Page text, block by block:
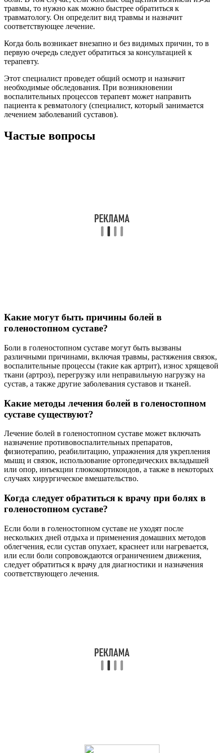
травмы, то нужно как можно быстрее обратиться к
травматологу. Он определит вид травмы и назначит
соответствующее лечение.
Когда боль возникает внезапно и без видимых причин, то в
первую очередь следует обратиться за консультацией к
терапевту.
Этот специалист проведет общий осмотр и назначит
необходимые обследования. При возникновении
воспалительных процессов терапевт может направить
пациента к ревматологу (специалист, который занимается
лечением заболеваний суставов).
Частые вопросы
Какие могут быть причины болей в
голеностопном суставе?
Боли в голеностопном суставе могут быть вызваны
различными причинами, включая травмы, растяжения связок,
воспалительные процессы (такие как артрит), износ хрящевой
ткани (артроз), перегрузку или неправильную нагрузку на
сустав, а также другие заболевания суставов и тканей.
Какие методы лечения болей в голеностопном
суставе существуют?
Лечение болей в голеностопном суставе может включать
назначение противовоспалительных препаратов,
физиотерапию, реабилитацию, упражнения для укрепления
мышц и связок, использование ортопедических вкладышей
или опор, инъекции глюкокортикоидов, а также в некоторых
случаях хирургическое вмешательство.
Когда следует обратиться к врачу при болях в
голеностопном суставе?
Если боли в голеностопном суставе не уходят после
нескольких дней отдыха и применения домашних методов
облегчения, если сустав опухает, краснеет или нагревается,
или если боли сопровождаются ограничением движения,
следует обратиться к врачу для диагностики и назначения
соответствующего лечения.